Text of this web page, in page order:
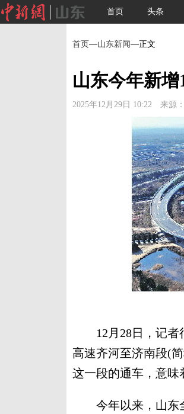
首页 头条
首页—山东新闻—正文
山东今年新
2025年12月29日 10:22 来源
12月28日，记者
高速齐河至济南段(
这一段的通车，意味
今年以来，山东全